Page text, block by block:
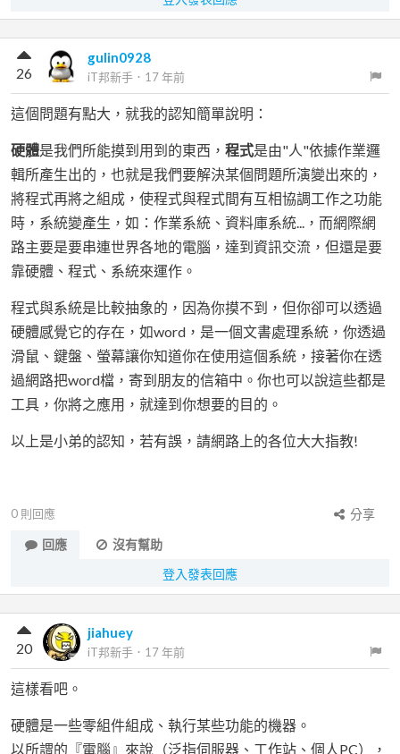
gulin0928
iT邦新手 ． 17 年前
26
這個問題有點大，就我的認知簡單說明：
硬體是我們所能摸到用到的東西， 程式是由"人"依據作業邏
輯所產生出的，也就是我們要解決某個問題所演變出來的，
將程式再將之組成，使程式與程式間有互相協調工作之功能
時，系統變產生，如：作業系統、資料庫系統...，而網際網
路主要是要串連世界各地的電腦，達到資訊交流，但還是要
靠硬體、程式、系統來運作。
程式與系統是比較抽象的，因為你摸不到，但你卻可以透過
硬體感覺它的存在，如word，是一個文書處理系統，你透過
滑鼠、鍵盤、螢幕讓你知道你在使用這個系統，接著你在透
過網路把word檔，寄到朋友的信箱中。你也可以說這些都是
工具，你將之應用，就達到你想要的目的。
以上是小弟的認知，若有誤，請網路上的各位大大指教!
0 則回應
分享
回應
沒有幫助
登入發表回應
jiahuey
iT邦新手 ． 17 年前
20
這樣看吧。
硬體是一些零組件組成、執行某些功能的機器。
以所謂的『電腦』來說（泛指伺服器、工作站、個人PC），